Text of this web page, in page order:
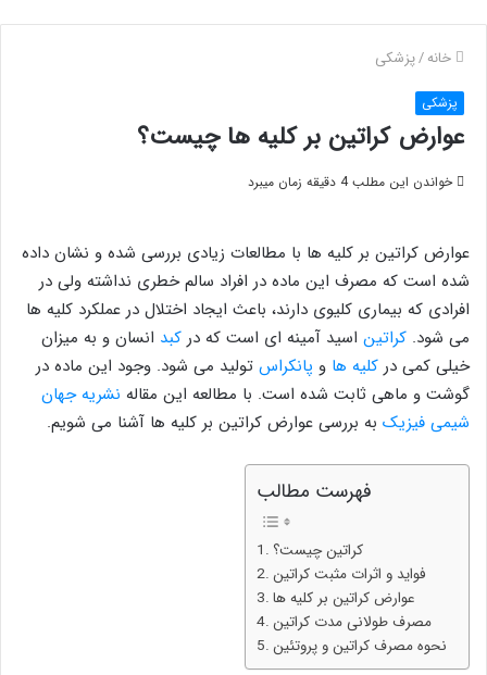
خانه/پزشکی
پزشکی
عوارض کراتین بر کلیه ها چیست؟
خواندن این مطلب 4 دقیقه زمان میبرد
عوارض کراتین بر کلیه ها با مطالعات زیادی بررسی شده و نشان داده
شده است که مصرف این ماده در افراد سالم خطری نداشته ولی در
افرادی که بیماری کلیوی دارند، باعث ایجاد اختلال در عملکرد کلیه ها
می شود. کراتین اسید آمینه ای است که در کبد انسان و به میزان
خیلی کمی در کلیه ها و پانکراس تولید می شود. وجود این ماده در
گوشت و ماهی ثابت شده است. با مطالعه این مقاله نشریه جهان
شیمی فیزیک به بررسی عوارض کراتین بر کلیه ها آشنا می شویم.
فهرست مطالب
کراتین چیست؟
فواید و اثرات مثبت کراتین
عوارض کراتین بر کلیه ها
مصرف طولانی مدت کراتین
نحوه مصرف کراتین و پروتئین